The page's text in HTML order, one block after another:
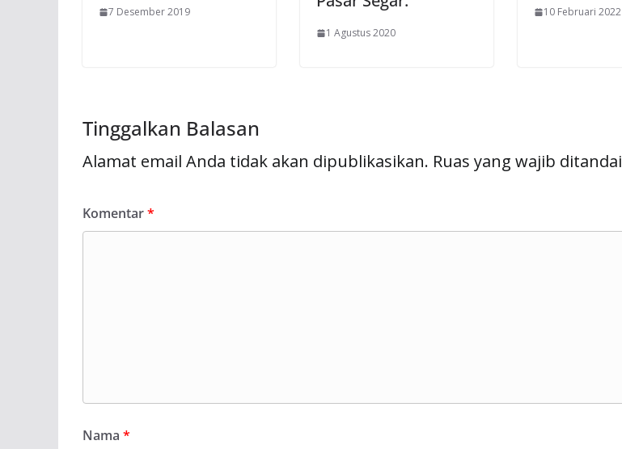
7 Desember 2019
1 Agustus 2020
10 Februari 2022
Tinggalkan Balasan
Alamat email Anda tidak akan dipublikasikan. Ruas yang wajib ditandai
Komentar*
Nama *